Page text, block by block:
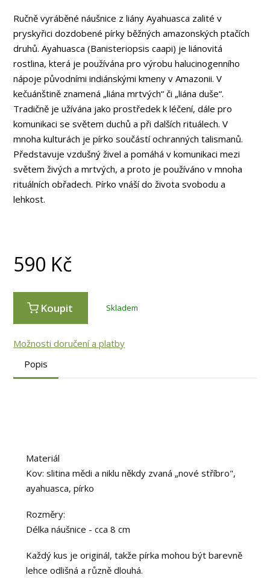
Ručně vyráběné náušnice z liány Ayahuasca zalité v
pryskyřici dozdobené pírky běžných amazonských ptačích
druhů. Ayahuasca (Banisteriopsis caapi) je liánovitá
rostlina, která je používána pro výrobu halucinogenního
nápoje původními indiánskými kmeny v Amazonii. V
kečuánštině znamená „liána mrtvých“ či „liána duše“.
Tradičně je užívána jako prostředek k léčení, dále pro
komunikaci se světem duchů a při dalších rituálech. V
mnoha kulturách je pírko součástí ochranných talismanů.
Představuje vzdušný živel a pomáhá v komunikaci mezi
světem živých a mrtvých, a proto je používáno v mnoha
rituálních obřadech. Pírko vnáší do života svobodu a
lehkost.
590 Kč
Koupit Skladem
Možnosti doručení a platby
Popis
Materiál
Kov: slitina mědi a niklu někdy zvaná „nové stříbro",
ayahuasca, pírko
Rozměry:
Délka náušnice - cca 8 cm
Každý kus je originál, takže pírka mohou být barevně
lehce odlišná a různě dlouhá.